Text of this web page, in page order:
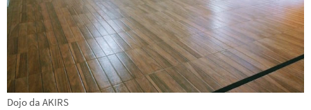
Dojo da AKIRS